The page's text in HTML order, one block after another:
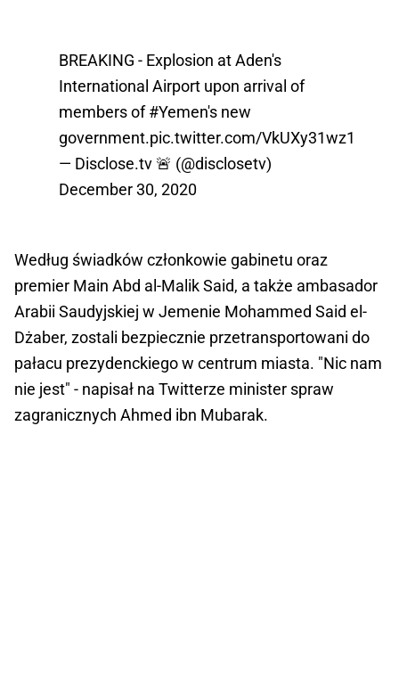
BREAKING - Explosion at Aden's
International Airport upon arrival of
members of#Yemen's new
government.pic.twitter.com/VkUXy31wz1
— Disclose.tv 🚨 (@disclosetv)
December 30, 2020
Według świadków członkowie gabinetu oraz
premier Main Abd al-Malik Said, a także ambasador
Arabii Saudyjskiej w Jemenie Mohammed Said el-
Dżaber, zostali bezpiecznie przetransportowani do
pałacu prezydenckiego w centrum miasta. "Nic nam
nie jest" - napisał na Twitterze minister spraw
zagranicznych Ahmed ibn Mubarak.